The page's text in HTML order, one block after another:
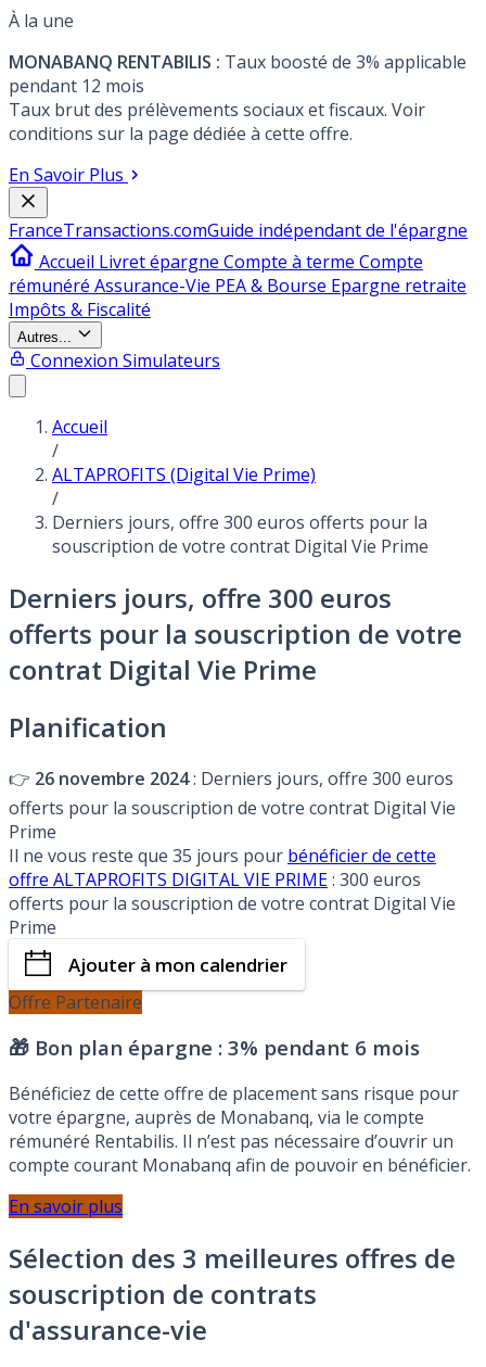
À la une
MONABANQ RENTABILIS : Taux boosté de 3% applicable
pendant 12 mois
Taux brut des prélèvements sociaux et fiscaux. Voir
conditions sur la page dédiée à cette offre.
En Savoir Plus
FranceTransactions.comGuide indépendant de l'épargne
Accueil Livret épargne Compte à terme Compte
rémunéré Assurance-Vie PEA & Bourse Epargne retraite
Impôts & Fiscalité
Autres...
Connexion Simulateurs
Accueil
/
ALTAPROFITS (Digital Vie Prime)
/
Derniers jours, offre 300 euros offerts pour la
souscription de votre contrat Digital Vie Prime
Derniers jours, offre 300 euros
offerts pour la souscription de votre
contrat Digital Vie Prime
Planification
👉 26 novembre 2024: Derniers jours, offre 300 euros
offerts pour la souscription de votre contrat Digital Vie
Prime
Il ne vous reste que 35 jours pour bénéficier de cette
offre ALTAPROFITS DIGITAL VIE PRIME: 300 euros
offerts pour la souscription de votre contrat Digital Vie
Prime
Ajouter à mon calendrier
Offre Partenaire
🎁 Bon plan épargne : 3% pendant 6 mois
Bénéficiez de cette offre de placement sans risque pour
votre épargne, auprès de Monabanq, via le compte
rémunéré Rentabilis. Il n’est pas nécessaire d’ouvrir un
compte courant Monabanq afin de pouvoir en bénéficier.
En savoir plus
Sélection des 3 meilleures offres de
souscription de contrats
d'assurance-vie